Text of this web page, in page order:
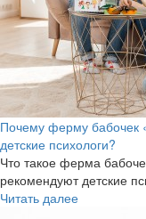
Почему ферму бабочек
детские психологи?
Что такое ферма
рекомендуют детские
Читать далее